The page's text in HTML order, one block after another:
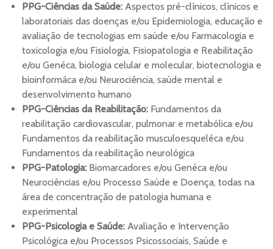
PPG-Ciências da Saúde: Aspectos pré-clínicos, clínicos e
laboratoriais das doenças e/ou Epidemiologia, educação e
avaliação de tecnologias em saúde e/ou Farmacologia e
toxicologia e/ou Fisiologia, Fisiopatologia e Reabilitação
e/ou Genéca, biologia celular e molecular, biotecnologia e
bioinformáca e/ou Neurociência, saúde mental e
desenvolvimento humano
PPG-Ciências da Reabilitação: Fundamentos da
reabilitação cardiovascular, pulmonar e metabólica e/ou
Fundamentos da reabilitação musculoesqueléca e/ou
Fundamentos da reabilitação neurológica
PPG-Patologia: Biomarcadores e/ou Genéca e/ou
Neurociências e/ou Processo Saúde e Doença, todas na
área de concentração de patologia humana e
experimental
PPG-Psicologia e Saúde: Avaliação e Intervenção
Psicológica e/ou Processos Psicossociais, Saúde e